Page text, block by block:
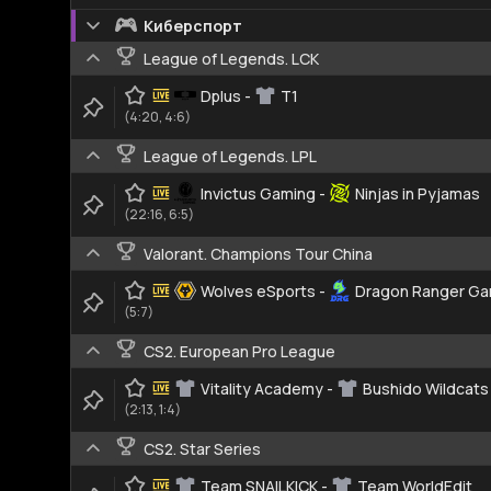
Киберспорт
League of Legends. LCK
Dplus - T1
(4:20, 4:6)
League of Legends. LPL
Invictus Gaming - Ninjas in Pyjamas
(22:16, 6:5)
Valorant. Champions Tour China
Wolves eSports - Dragon Ranger
(5:7)
CS2. European Pro League
Vitality Academy - Bushido Wildcats
(2:13, 1:4)
CS2. Star Series
Team SNAILKICK - Team WorldEdit